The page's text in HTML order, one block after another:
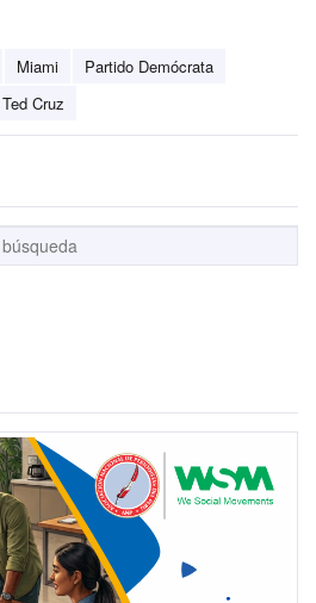
Miami
Partido Demócrata
Ted Cruz